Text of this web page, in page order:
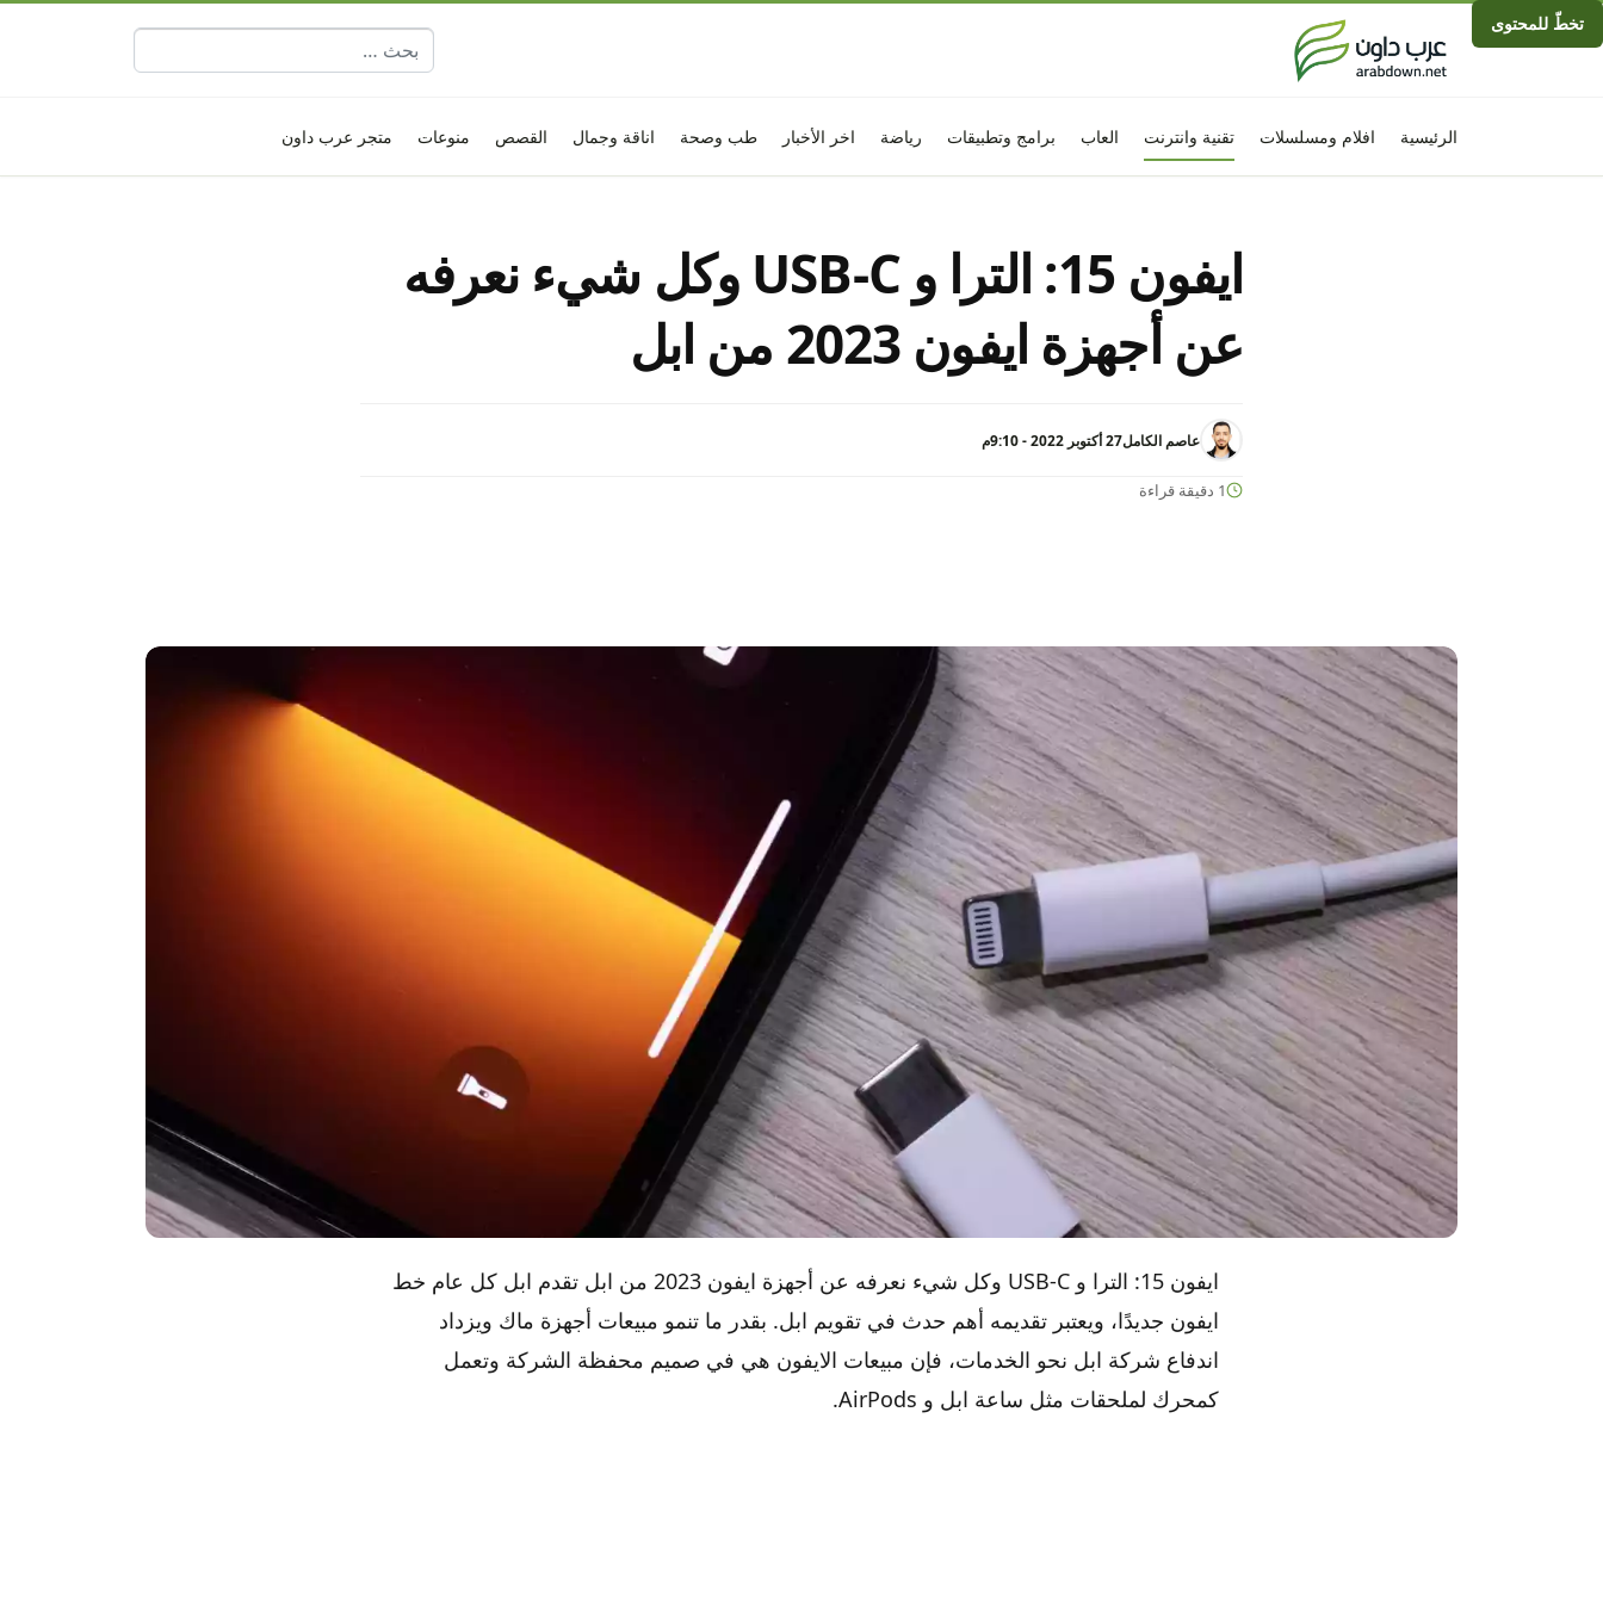
تخطّ للمحتوى
البحث عن:
الرئيسية افلام ومسلسلات تقنية وانترنت العاب برامج وتطبيقات رياضة اخر الأخبار طب وصحة اناقة وجمال القصص منوعات متجر عرب داون
ايفون 15: الترا و USB-C وكل شيء نعرفه
عن أجهزة ايفون 2023 من ابل
عاصم الكامل27 أكتوبر 2022 - 9:10م
1 دقيقة قراءة
ايفون 15: الترا و USB-C وكل شيء نعرفه عن أجهزة ايفون 2023 من ابل
ايفون 15: الترا و USB-C وكل شيء نعرفه عن أجهزة ايفون 2023 من ابل تقدم ابل كل عام خط
ايفون جديدًا، ويعتبر تقديمه أهم حدث في تقويم ابل. بقدر ما تنمو مبيعات أجهزة ماك ويزداد
اندفاع شركة ابل نحو الخدمات، فإن مبيعات الايفون هي في صميم محفظة الشركة وتعمل
كمحرك لملحقات مثل ساعة ابل و AirPods.